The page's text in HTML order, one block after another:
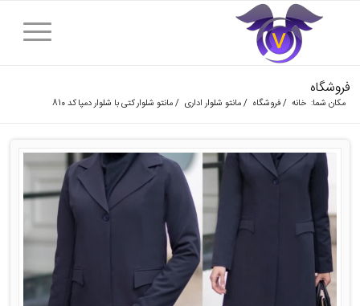
فروشگاه
مکان شما: خانه /فروشگاه /مانتو شلوار اداری /مانتو شلوار کتی با شلوار دمپا کد 810